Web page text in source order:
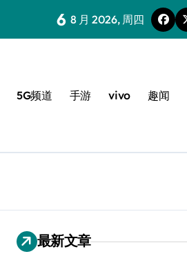
6 8 月 2026, 周四
5G频道 手游 vivo 趣闻
最新文章